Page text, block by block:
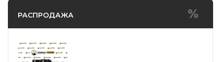
РАСПРОДАЖА